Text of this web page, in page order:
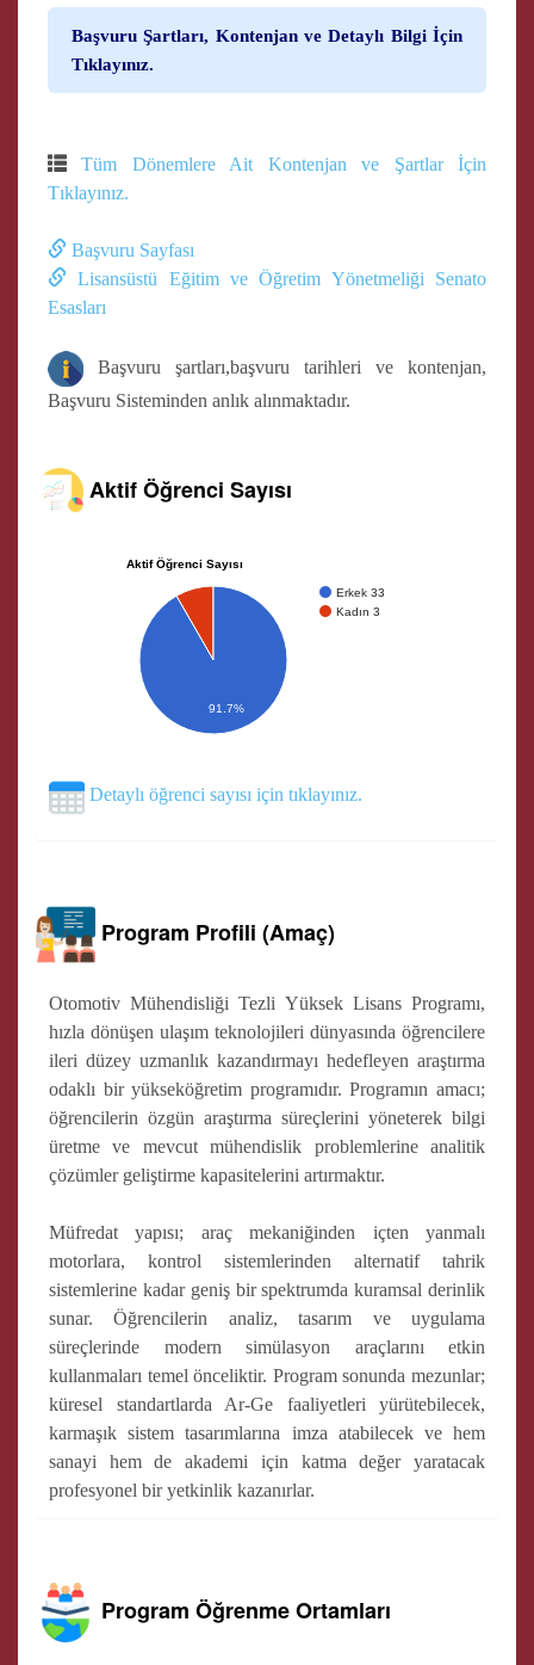
Başvuru Şartları, Kontenjan ve Detaylı Bilgi İçin
Tıklayınız.
Tüm Dönemlere Ait Kontenjan ve Şartlar İçin
Tıklayınız.
Başvuru Sayfası
Lisansüstü Eğitim ve Öğretim Yönetmeliği Senato
Esasları
Başvuru şartları,başvuru tarihleri ve kontenjan,
Başvuru Sisteminden anlık alınmaktadır.
Aktif Öğrenci Sayısı
Aktif Öğrenci Sayısı
Erkek 33
Kadın 3
91.7%
Detaylı öğrenci sayısı için tıklayınız.
Program Profili (Amaç)
Otomotiv Mühendisliği Tezli Yüksek Lisans Programı,
hızla dönüşen ulaşım teknolojileri dünyasında öğrencilere
ileri düzey uzmanlık kazandırmayı hedefleyen araştırma
odaklı bir yükseköğretim programıdır. Programın amacı;
öğrencilerin özgün araştırma süreçlerini yöneterek bilgi
üretme ve mevcut mühendislik problemlerine analitik
çözümler geliştirme kapasitelerini artırmaktır.
Müfredat yapısı; araç mekaniğinden içten yanmalı
motorlara, kontrol sistemlerinden alternatif tahrik
sistemlerine kadar geniş bir spektrumda kuramsal derinlik
sunar. Öğrencilerin analiz, tasarım ve uygulama
süreçlerinde modern simülasyon araçlarını etkin
kullanmaları temel önceliktir. Program sonunda mezunlar;
küresel standartlarda Ar-Ge faaliyetleri yürütebilecek,
karmaşık sistem tasarımlarına imza atabilecek ve hem
sanayi hem de akademi için katma değer yaratacak
profesyonel bir yetkinlik kazanırlar.
Program Öğrenme Ortamları